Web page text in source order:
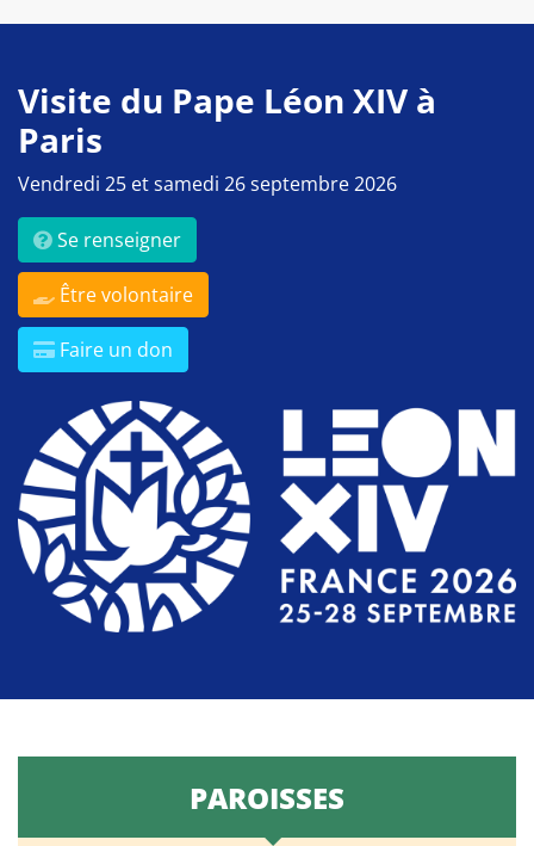
Visite du Pape Léon XIV à
Paris
Vendredi 25 et samedi 26 septembre 2026
Se renseigner
Être volontaire
Faire un don
PAROISSES